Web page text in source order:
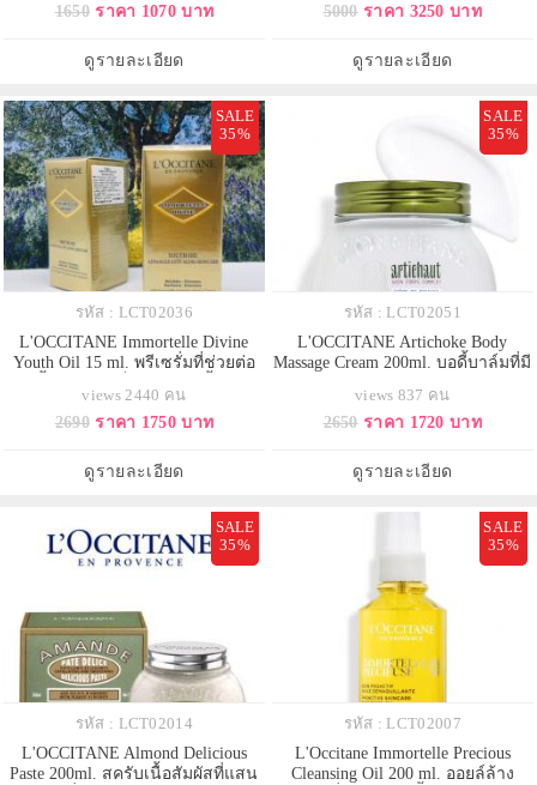
จากความแห้งกร้าน ผิวเนียนนุ่ม
มอ่อนๆ ผ่อนคลาย
1650 ราคา 1070 บาท
ดูรายละเอียด
ช่วยให้ผิวแลดูเอิบอิ่ม มีออร่า และ
5000 ราคา 3250 บาท
ดูรายละเอียด
SALE
35%
รหัส : LCT02036
L'OCCITANE Immortelle Divine
Youth Oil 15 ml. พรีเซรั่มที่ช่วยต่อ
แสนละเอียด ซึมซาบอย่างรวดเร็ว
ช่วยให้ผิวแลดูเอิบอิ่ม มีออร่า และ
views 2440 คน
2690 ราคา 1750 บาท
ดูรายละเอียด
SALE
35%
รหัส : LCT02051
L'OCCITANE Artichoke Body
Massage Cream 200ml. บอดี้บาล์มที่มี
ช่วยส่งเสริมระบบหมุนเวียนเลือด
ของเสีย และน้ำเหลือง ปรับผิวให้
ลดเซลลูไลท์ ให้ผิวดูเรียบเนียนขึ้น
views 837 คน
2650 ราคา 1720 บาท
ดูรายละเอียด
SALE
35%
รหัส : LCT02014
L'OCCITANE Almond Delicious
Paste 200ml. สครับเนื้อสัมผัสที่แสน
SALE
35%
รหัส : LCT02007
L'Occitane Immortelle Precious
Cleansing Oil 200 ml. ออยล์ล้าง